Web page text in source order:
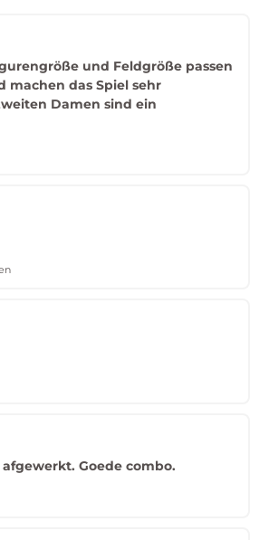
und Feldgröße passen
machen das Spiel sehr
Damen sind ein
Goede combo.